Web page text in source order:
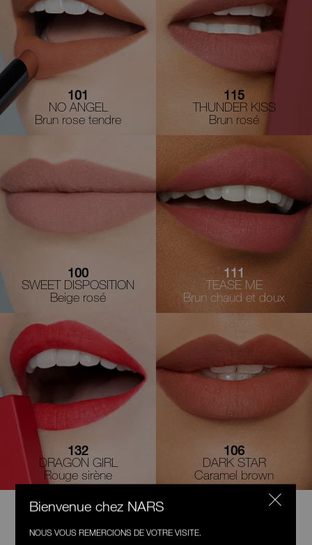
101
NO ANGEL
Brun rose tendre
115
THUNDER KISS
Brun rosé
100
SWEET DISPOSITION
Beige rosé
111
TEASE ME
Brun chaud et doux
132
DRAGON GIRL
Rouge sirène
106
DARK STAR
Caramel brown
NOS
Bienvenue chez NARS
NOUS VOUS REMERCIONS DE VOTRE VISITE.